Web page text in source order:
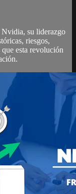
Nvidia, su liderazgo
riesgos,
esta revolución